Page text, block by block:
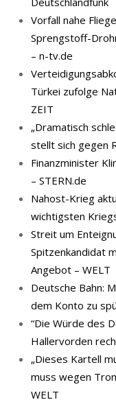
Vorfall nahe
Sprengstoff-
– n-tv.de
Türkei zufolge
ZEIT
„Dramatisch
stellt sich gegen
Finanzminister
– STERN.de
Nahost-Krieg
wichtigsten
Streit um
Spitzenkandidat
Angebot – WELT
Deutsche Bahn:
dem Konto zu
“Die Würde des
Hallervorden
„Dieses Kartell
muss wegen
WELT